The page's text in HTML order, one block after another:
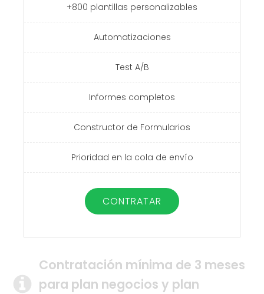
+800 plantillas personalizables
Automatizaciones
Test A/B
Informes completos
Constructor de Formularios
Prioridad en la cola de envío
CONTRATAR
Contratación mínima de 3 meses
para plan negocios y plan